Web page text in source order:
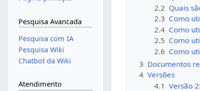
2.2 Quais
2.3 Como
2.4 Como
2.5 Como
2.6 Como
3 Documentos
4 Versões
4.1 Versão
Pesquisa Avancada
Pesquisa com IA
Pesquisa Wiki
Chatbot da Wiki
Atendimento